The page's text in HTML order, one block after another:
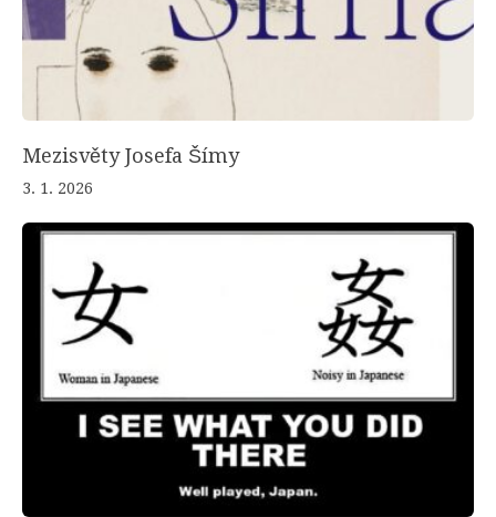
Mezisvěty Josefa Šímy
3. 1. 2026